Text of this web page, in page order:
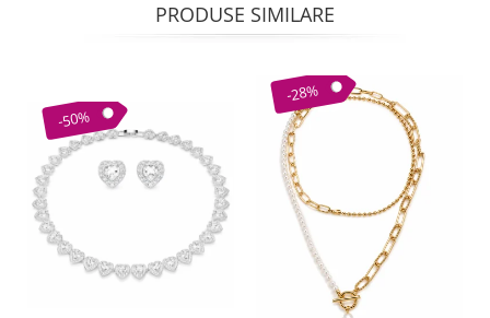
PRODUSE SIMILARE
-50%
-28%